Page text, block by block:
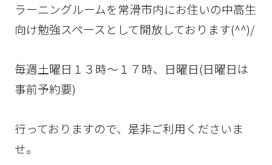
ラーニングルームを常滑市内にお住いの中高生
向け勉強スペースとして開放しております(^^)/
毎週土曜日１３時～１７時、日曜日(日曜日は
事前予約要)
行っておりますので、是非ご利用くださいま
せ。